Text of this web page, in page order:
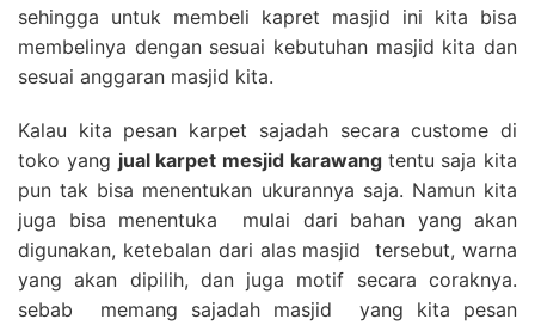
sehingga untuk membeli kapret masjid ini kita bisa
membelinya dengan sesuai kebutuhan masjid kita dan
sesuai anggaran masjid kita.
Kalau kita pesan karpet sajadah secara custome di
toko yang jual karpet mesjid karawang tentu saja kita
pun tak bisa menentukan ukurannya saja. Namun kita
juga bisa menentuka mulai dari bahan yang akan
digunakan, ketebalan dari alas masjid tersebut, warna
yang akan dipilih, dan juga motif secara coraknya.
sebab memang sajadah masjid yang kita pesan